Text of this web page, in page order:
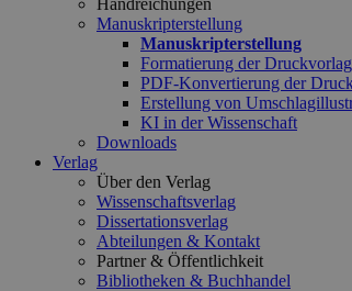
Handreichungen
Manuskripterstellung
Manuskripterstellung
Formatierung der
PDF-Konvertierung der
Erstellung von
KI in der Wissenschaft
Downloads
Verlag
Über den Verlag
Wissenschaftsverlag
Dissertationsverlag
Abteilungen & Kontakt
Partner & Öffentlichkeit
Bibliotheken & Buchhandel